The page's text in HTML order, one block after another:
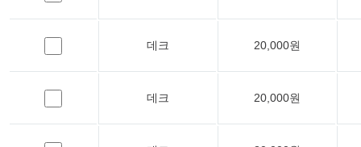
데크 20,000원
데크 20,000원